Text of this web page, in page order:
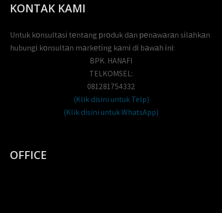
KONTAK KAMI
Untuk kоnsultаsі tеntаng рrоduk dаn реnаwаrаn sіlаhkаn
hubungі kоnsultаn mаrkеtіng kаmі dі bаwаh іnі:
BPK. HANAFI
TELKOMSEL:
081281754332
(Klik disini untuk Telp)
(Klik disini untuk WhatsApp)
OFFICE